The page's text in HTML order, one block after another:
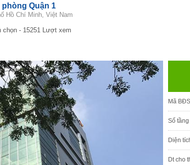
Quận 1
Hồ Chí Minh, Việt Nam
chọn - 15251 Lượt xem
Mã BĐS
Số tầng
Diện
Dt cho